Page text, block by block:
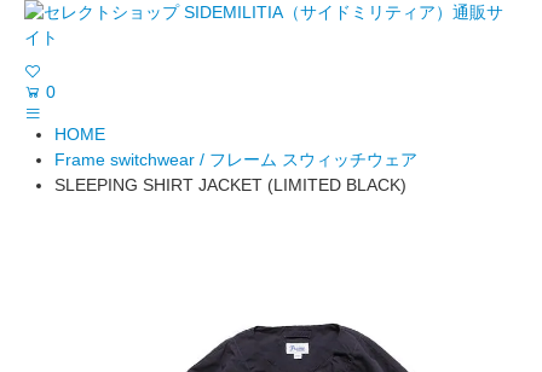
0
HOME
Frame switchwear / フレーム スウィッチウェア
SLEEPING SHIRT JACKET (LIMITED BLACK)